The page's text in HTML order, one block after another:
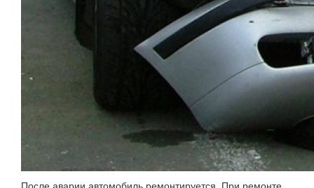
После аварии автомобиль ремонтируется. При ремонте